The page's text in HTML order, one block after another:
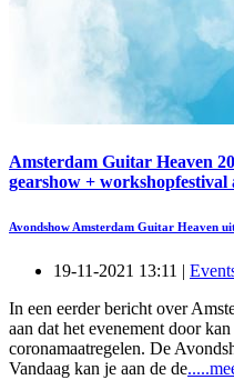
Amsterdam Guitar Heaven
gearshow +
Avondshow Amsterdam Guitar Heaven
19-11-2021 13:11 |
In een eerder bericht over
aan dat het evenement door
coronamaatregelen. De
Vandaag kan je aan de de